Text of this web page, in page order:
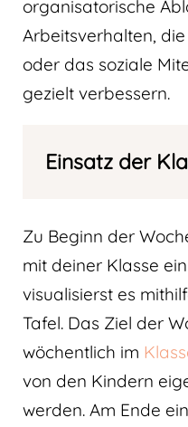
organisatorische
Arbeitsverhalten,
oder das soziale
gezielt verbessern.
Einsatz der
Zu Beginn der
mit deiner Klasse
visualisierst es
Tafel. Das Ziel der
wöchentlich im
von den Kindern
werden. Am Ende